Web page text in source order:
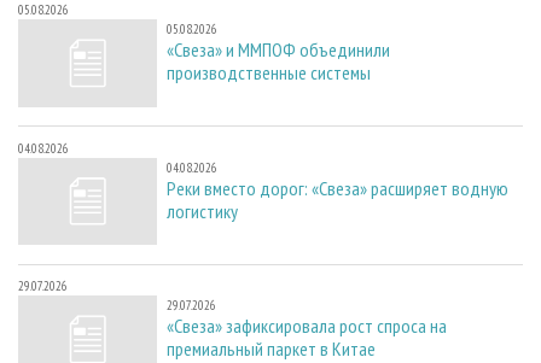
05.08.2026
05.08.2026
«Свеза» и ММПОФ объединили
производственные системы
04.08.2026
04.08.2026
Реки вместо дорог: «Свеза» расширяет водную
логистику
29.07.2026
29.07.2026
«Свеза» зафиксировала рост спроса на
премиальный паркет в Китае